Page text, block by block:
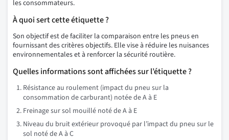
les consommateurs.
À quoi sert cette étiquette ?
Son objectif est de faciliter la comparaison entre les pneus en
fournissant des critères objectifs. Elle vise à réduire les nuisances
environnementales et à renforcer la sécurité routière.
Quelles informations sont affichées sur l’étiquette ?
Résistance au roulement (impact du pneu sur la
consommation de carburant) notée de A à E
Freinage sur sol mouillé noté de A à E
Niveau du bruit extérieur provoqué par l’impact du pneu sur le
sol noté de A à C